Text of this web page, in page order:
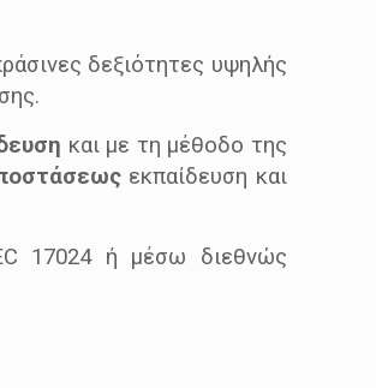
δεξιότητες υψηλής
και με τη μέθοδο της
εκπαίδευση και
17024 ή μέσω διεθνώς